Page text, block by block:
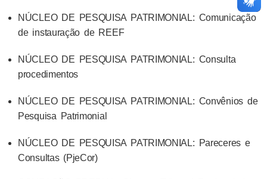
NÚCLEO DE PESQUISA PATRIMONIAL: Comunicação
de instauração de REEF
NÚCLEO DE PESQUISA PATRIMONIAL: Consulta
procedimentos
NÚCLEO DE PESQUISA PATRIMONIAL: Convênios de
Pesquisa Patrimonial
NÚCLEO DE PESQUISA PATRIMONIAL: Pareceres e
Consultas (PjeCor)